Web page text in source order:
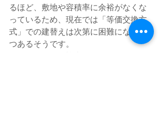
るほど、敷地や容積率に余裕がなくな
っているため、現在では「等価交換方
式」での建替えは次第に困難になりつ
つあるそうです。